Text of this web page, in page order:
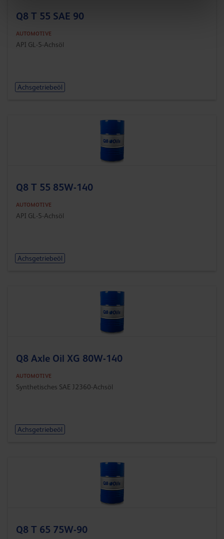
Q8 T 55 SAE 90
AUTOMOTIVE
API GL-5-Achsöl
Achsgetriebeöl
Q8 T 55 85W-140
AUTOMOTIVE
API GL-5-Achsöl
Achsgetriebeöl
Q8 Axle Oil XG 80W-140
AUTOMOTIVE
Synthetisches SAE J2360-Achsöl
Achsgetriebeöl
Q8 T 65 75W-90